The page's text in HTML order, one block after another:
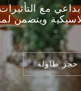
مع
ويتضمن
حجز طاولة